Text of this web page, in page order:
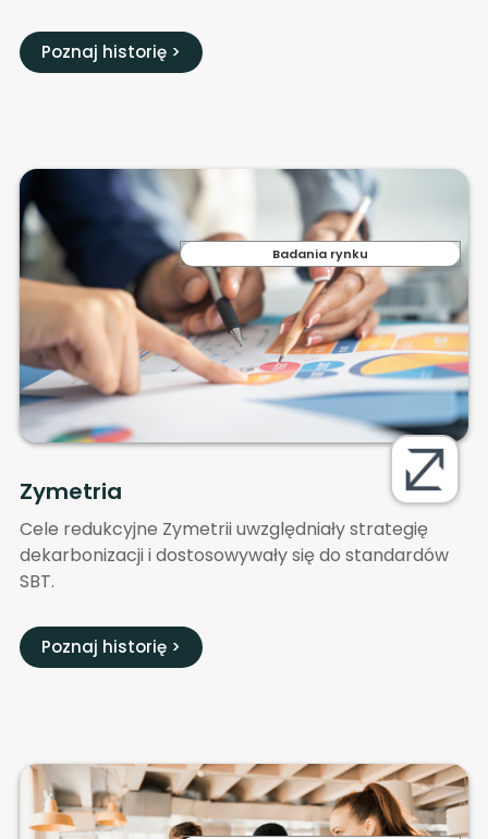
Poznaj historię >
Badania rynku
Zymetria
Cele redukcyjne Zymetrii uwzględniały strategię
dekarbonizacji i dostosowywały się do standardów
SBT.
Poznaj historię >